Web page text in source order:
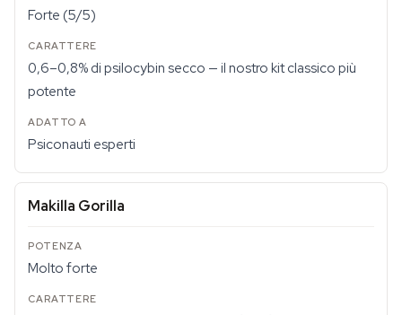
Forte (5/5)
0,6–0,8% di psilocybin secco — il nostro kit classico più
potente
Psiconauti esperti
Makilla Gorilla
Molto forte